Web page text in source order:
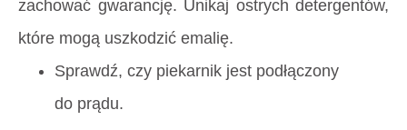
zachować gwarancję. Unikaj ostrych detergentów,
które mogą uszkodzić emalię.
Sprawdź, czy piekarnik jest podłączony
do prądu.